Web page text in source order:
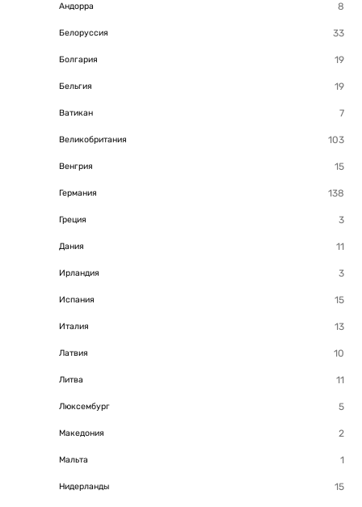
Андорра
Белоруссия
Болгария
Бельгия
Ватикан
Великобритания
Венгрия
Германия
Греция
Дания
Ирландия
Испания
Италия
Латвия
Литва
Люксембург
Македония
Мальта
Нидерланды